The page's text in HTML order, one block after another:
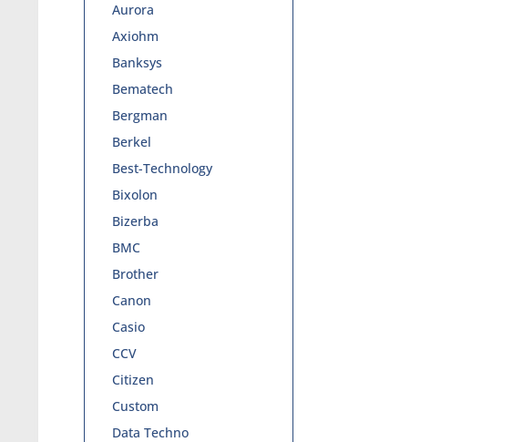
Aurora
Axiohm
Banksys
Bematech
Bergman
Berkel
Best-Technology
Bixolon
Bizerba
BMC
Brother
Canon
Casio
CCV
Citizen
Custom
Data Techno